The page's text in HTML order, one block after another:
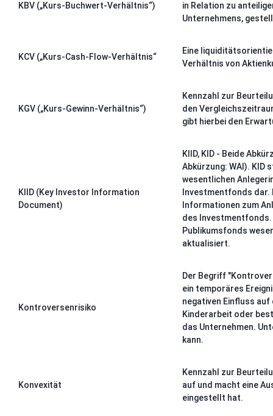
KBV („Kurs-Buchwert-Verhältnis“)
in Relation zu
Unternehmens,
KCV („Kurs-Cash-Flow-Verhältnis“
Eine
Verhältnis von
KGV („Kurs-Gewinn-Verhältnis“)
Kennzahl zur
den
gibt hierbei den
KIID (Key Investor Information
Document)
KIID, KID - Beide
Abkürzung: WAI). KID
wesentlichen
Investmentfonds
Informationen zum
des
Publikumsfonds
aktualisiert.
Kontroversenrisiko
Der Begriff
ein temporäres
negativen Einfluss
Kinderarbeit oder
das Unternehmen.
kann.
Konvexität
Kennzahl zur
auf und macht eine
eingestellt hat.